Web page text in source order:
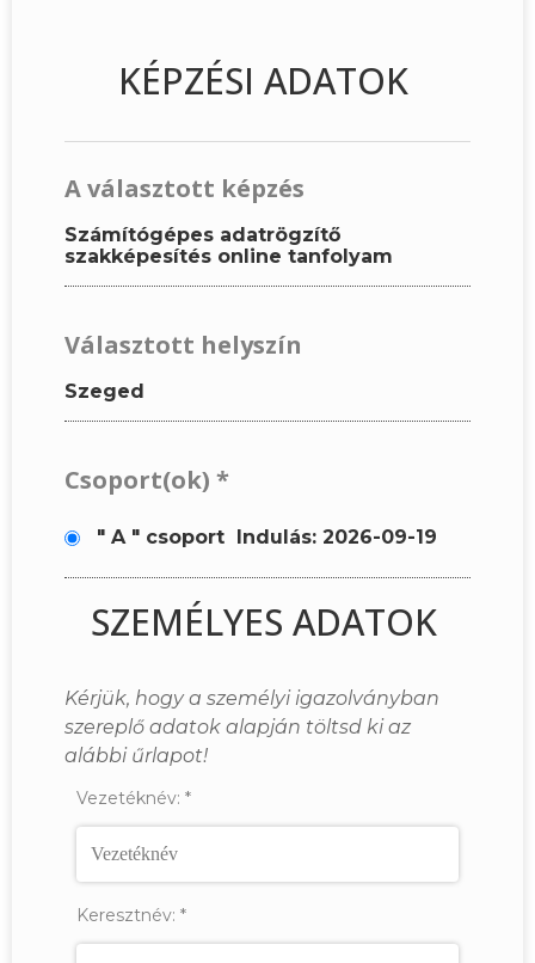
KÉPZÉSI ADATOK
A választott képzés
Számítógépes adatrögzítő
szakképesítés online tanfolyam
Választott helyszín
Szeged
Csoport(ok) *
" A " csoport Indulás: 2026-09-19
SZEMÉLYES ADATOK
Kérjük, hogy a személyi igazolványban
szereplő adatok alapján töltsd ki az
alábbi űrlapot!
Vezetéknév: *
Keresztnév: *